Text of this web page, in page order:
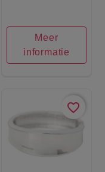
Meer
informatie
favorite_border